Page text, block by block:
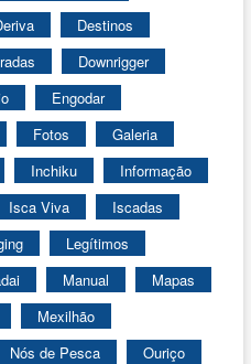
Destinos
Downrigger
Engodar
Fotos
Galeria
Inchiku
Informação
Isca Viva
Iscadas
Legítimos
Manual
Mapas
Mexilhão
Nós de Pesca
Ouriço